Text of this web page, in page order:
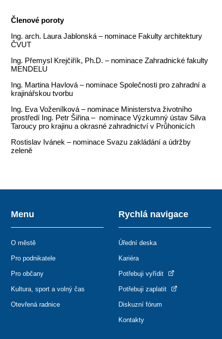
Členové poroty
Ing. arch. Laura Jablonská – nominace Fakulty architektury
ČVUT
Ing. Přemysl Krejčiřík, Ph.D. – nominace Zahradnické fakulty
MENDELU
Ing. Martina Havlová – nominace Společnosti pro zahradní a
krajinářskou tvorbu
Ing. Eva Voženílková – nominace Ministerstva životního
prostředí Ing. Petr Šiřina – nominace Výzkumný ústav Silva
Taroucy pro krajinu a okrasné zahradnictví v Průhonicích
Rostislav Ivánek – nominace Svazu zakládání a údržby
zeleně
Menu
O městě
Pro podnikatele
Pro občany
Kultura, sport a volný čas
Otevřená radnice
Rychlá navigace
Úřední deska
Kariéra
Potřebuji vyřídit
Potřebuji zaplatit
Diskuzní fórum
Kontakty